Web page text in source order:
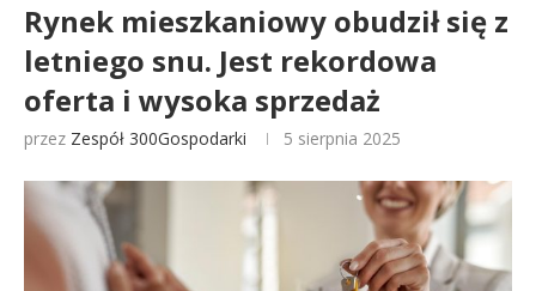
Rynek mieszkaniowy obudził się z
letniego snu. Jest rekordowa
oferta i wysoka sprzedaż
przez Zespół 300Gospodarki 5 sierpnia 2025